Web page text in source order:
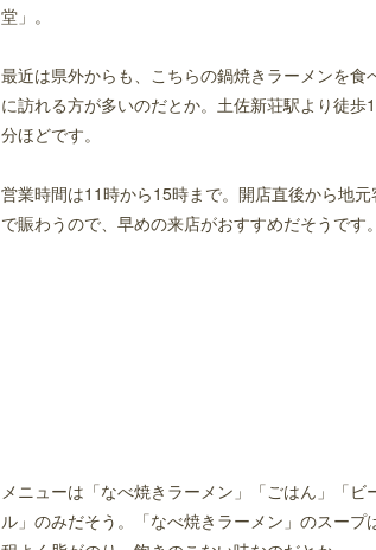
堂」。
最近は県外からも、こちらの鍋焼きラーメンを食
に訪れる方が多いのだとか。土佐新荘駅より徒歩
分ほどです。
営業時間は11時から15時まで。開店直後から地元
で賑わうので、早めの来店がおすすめだそうです。
メニューは「なべ焼きラーメン」「ごはん」「ビ
ル」のみだそう。「なべ焼きラーメン」のスープ